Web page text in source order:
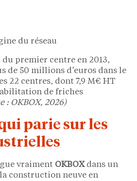
du réseau
premier centre en 2013,
de 50 millions d’euros dans le
22 centres, dont 7,9 M€ HT
de friches
: OKBOX, 2026)
parie sur les
vraiment OKBOXdans un
construction neuve en